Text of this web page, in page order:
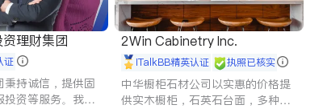
理财集团
证
秉持诚信，提供固
投资等服务。我们
2Win Cabinetry Inc.
iTalkBB精英认证 执照已核实
中华橱柜石材公司以实惠的价格提
供实木橱柜，石英石台面，多种优